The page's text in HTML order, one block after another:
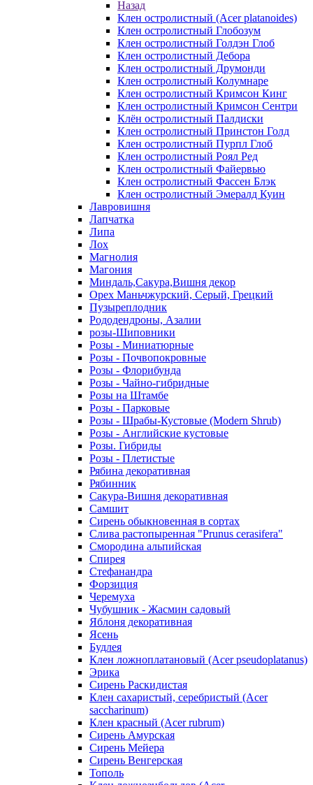
Назад
Клен остролистный (Acer platanoides)
Клен остролистный Глобозум
Клен остролистный Голдэн Глоб
Клен остролистный Дебора
Клен остролистный Друмонди
Клен остролистный Колумнаре
Клен остролистный Кримсон Кинг
Клен остролистный Кримсон Сентри
Клён остролистный Палдиски
Клен остролистный Принстoн Голд
Клен остролистный Пурпл Глоб
Клен остролистный Роял Ред
Клен остролистный Файервью
Клен остролистный Фассен Блэк
Клен остролистный Эмералд Куин
Лавровишня
Лапчатка
Липа
Лох
Магнолия
Магония
Миндаль,Сакура,Вишня декор
Орех Маньчжурский, Серый, Грецкий
Пузыреплодник
Рододендроны, Азалии
розы-Шиповники
Розы - Миниатюрные
Розы - Почвопокровные
Розы - Флорибунда
Розы - Чайно-гибридные
Розы на Штамбе
Розы - Парковые
Розы - Шрабы-Кустовые (Modern Shrub)
Розы - Английские кустовые
Розы. Гибриды
Розы - Плетистые
Рябина декоративная
Рябинник
Сакура-Вишня декоративная
Самшит
Сирень обыкновенная в сортах
Слива растопыренная "Prunus cerasifera"
Смородина альпийская
Спирея
Стефанандра
Форзиция
Черемуха
Чубушник - Жасмин садовый
Яблоня декоративная
Ясень
Будлея
Клен ложноплатановый (Acer pseudoplatanus)
Эрика
Сирень Раскидистая
Клен сахаристый, серебристый (Acer
saccharinum)
Клен красный (Acer rubrum)
Сирень Амурская
Сирень Мейера
Сирень Венгерская
Тополь